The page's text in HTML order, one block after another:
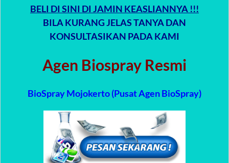
BELI DI SINI DI JAMIN KEASLIANNYA !!!
BILA KURANG JELAS TANYA DAN
KONSULTASIKAN PADA KAMI
Agen Biospray Resmi
BioSpray Mojokerto (Pusat Agen BioSpray)